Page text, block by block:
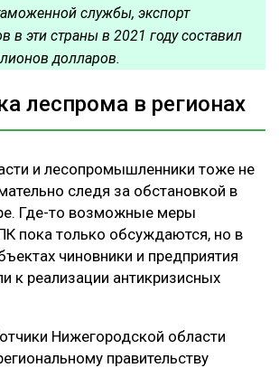
службы, экспорт
в эти страны в 2021 году составил
долларов.
леспрома в регионах
и лесопромышленники тоже не
следя за обстановкой в
Где-то возможные меры
пока только обсуждаются, но в
чиновники и предприятия
к реализации антикризисных
Нижегородской области
правительству